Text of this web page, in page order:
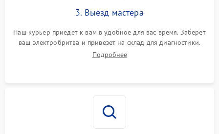
3. Выезд мастера
Наш курьер приедет к вам в удобное для вас время. Заберет
ваш электробритва и привезет на склад для диагностики.
Подробнее